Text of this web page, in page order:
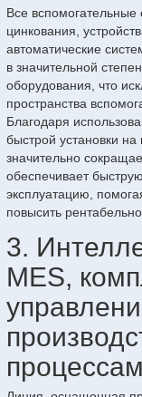
Все
цинкования,
автоматические
в значительной
оборудования, что
пространства
Благодаря
быстрой установки
значительно
обеспечивает
эксплуатацию,
повысить
3.
MES,